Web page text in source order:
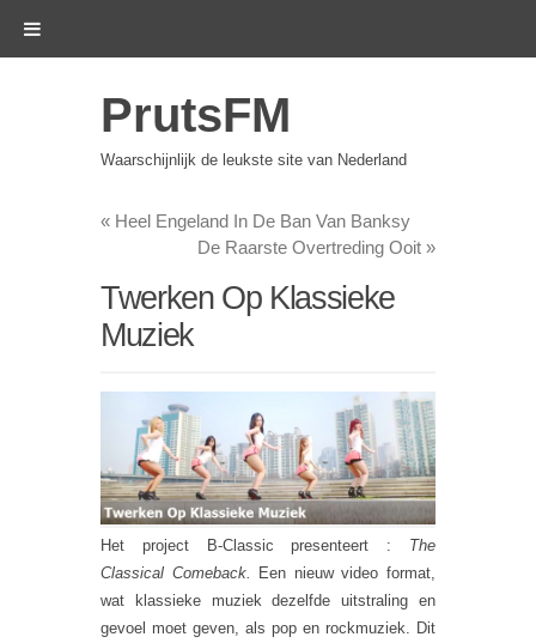
PrutsFM
Waarschijnlijk de leukste site van Nederland
« Heel Engeland In De Ban Van Banksy
De Raarste Overtreding Ooit »
Twerken Op Klassieke
Muziek
Het project B-Classic presenteert : The
Classical Comeback.
Een nieuw video format,
wat klassieke muziek dezelfde uitstraling en
gevoel moet geven, als pop en rockmuziek. Dit